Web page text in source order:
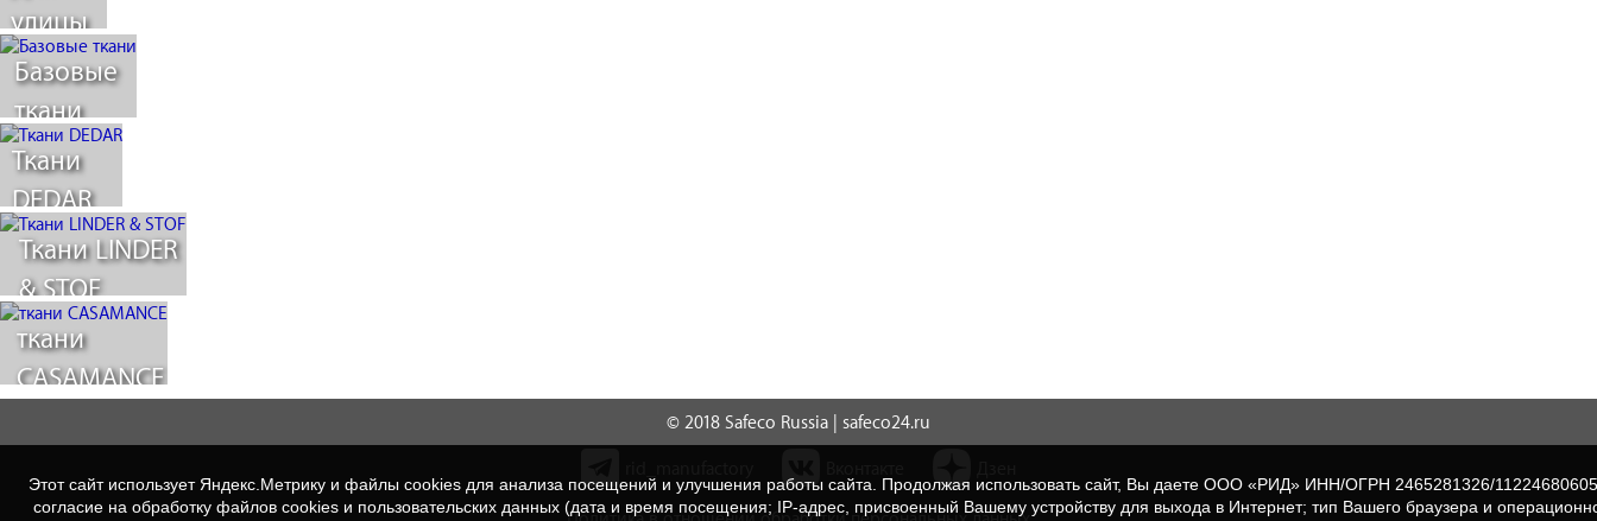
улицы
Базовые
ткани
Ткани
DEDAR
Ткани LINDER
& STOF
ткани
CASAMANCE
© 2018 Safeco Russia | safeco24.ru
Этот сайт использует Яндекс.Метрику и файлы cookies для анализа посещений и улучшения работы сайта. Продолжая использовать сайт, Вы даете ООО «РИД» ИНН/ОГРН 2465281326/
согласие на обработку файлов cookies и пользовательских данных (дата и время посещения; IP-адрес, присвоенный Вашему устройству для выхода в Интернет; тип Вашего браузера и